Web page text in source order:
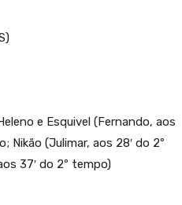
e Esquivel (Fernando, aos
Nikão (Julimar, aos 28′ do 2º
37′ do 2º tempo)